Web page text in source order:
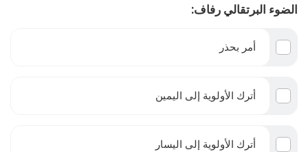
الضوء البرتقالي رفاف:
أمر بحذر
أترك الأولوية إلى اليمين
أترك الأولوية إلى اليسار